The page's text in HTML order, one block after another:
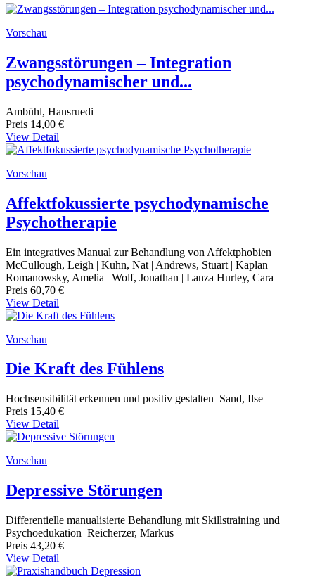
Vorschau
Zwangsstörungen – Integration
psychodynamischer und...
Ambühl, Hansruedi
Preis 14,00 €
View Detail
Vorschau
Affektfokussierte psychodynamische
Psychotherapie
Ein integratives Manual zur Behandlung von Affektphobien
McCullough, Leigh | Kuhn, Nat | Andrews, Stuart | Kaplan
Romanowsky, Amelia | Wolf, Jonathan | Lanza Hurley, Cara
Preis 60,70 €
View Detail
Vorschau
Die Kraft des Fühlens
Hochsensibilität erkennen und positiv gestalten Sand, Ilse
Preis 15,40 €
View Detail
Vorschau
Depressive Störungen
Differentielle manualisierte Behandlung mit Skillstraining und
Psychoedukation Reicherzer, Markus
Preis 43,20 €
View Detail